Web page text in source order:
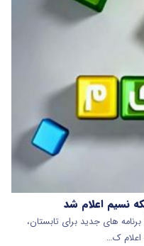
نسیم اعلام شد
های جدید برای تابستان،
ک…